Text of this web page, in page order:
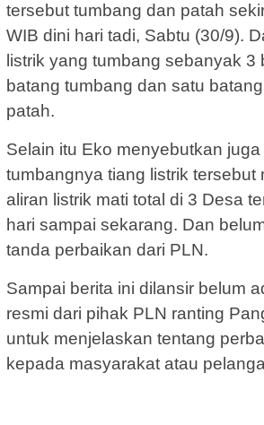
tersebut tumbang dan patah
WIB dini hari tadi, Sabtu (30/9).
listrik yang tumbang sebanyak 3
batang tumbang dan satu
patah.
Selain itu Eko menyebutkan
tumbangnya tiang listrik tersebut
aliran listrik mati total di 3 Desa
hari sampai sekarang. Dan
tanda perbaikan dari PLN.
Sampai berita ini dilansir belum
resmi dari pihak PLN ranting
untuk menjelaskan tentang
kepada masyarakat atau